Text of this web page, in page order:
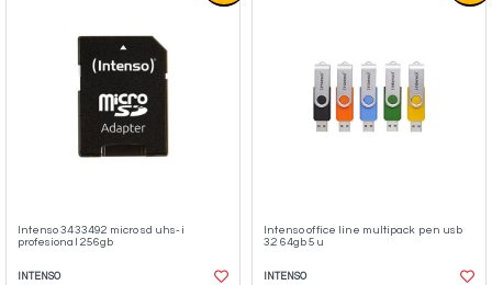
Intenso 3433492 micro sd uhs-i
profesional 256gb
INTENSO
Intenso office line multipack pen usb
3.2 64gb 5u
INTENSO